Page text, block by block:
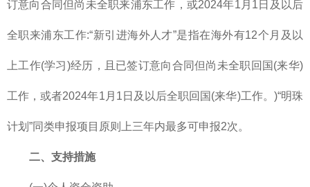
订意向合同但尚未全职来浦东工作，或2024年1月1日及以后
全职来浦东工作:“新引进海外人才”是指在海外有12个月及以
上工作(学习)经历，且已签订意向合同但尚未全职回国(来华)
工作，或者2024年1月1日及以后全职回国(来华)工作。)“明珠
计划”同类申报项目原则上三年内最多可申报2次。
二、支持措施